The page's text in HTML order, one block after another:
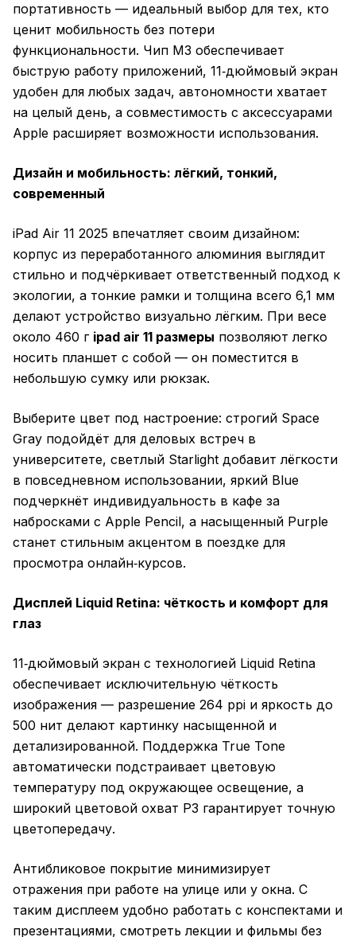
портативность — идеальный выбор для тех, кто
ценит мобильность без потери
функциональности. Чип M3 обеспечивает
быструю работу приложений, 11‑дюймовый экран
удобен для любых задач, автономности хватает
на целый день, а совместимость с аксессуарами
Apple расширяет возможности использования.
Дизайн и мобильность: лёгкий, тонкий,
современный
iPad Air 11 2025 впечатляет своим дизайном:
корпус из переработанного алюминия выглядит
стильно и подчёркивает ответственный подход к
экологии, а тонкие рамки и толщина всего 6,1 мм
делают устройство визуально лёгким. При весе
около 460 г ipad air 11 размеры позволяют легко
носить планшет с собой — он поместится в
небольшую сумку или рюкзак.
Выберите цвет под настроение: строгий Space
Gray подойдёт для деловых встреч в
университете, светлый Starlight добавит лёгкости
в повседневном использовании, яркий Blue
подчеркнёт индивидуальность в кафе за
набросками с Apple Pencil, а насыщенный Purple
станет стильным акцентом в поездке для
просмотра онлайн‑курсов.
Дисплей Liquid Retina: чёткость и комфорт для
глаз
11‑дюймовый экран с технологией Liquid Retina
обеспечивает исключительную чёткость
изображения — разрешение 264 ppi и яркость до
500 нит делают картинку насыщенной и
детализированной. Поддержка True Tone
автоматически подстраивает цветовую
температуру под окружающее освещение, а
широкий цветовой охват P3 гарантирует точную
цветопередачу.
Антибликовое покрытие минимизирует
отражения при работе на улице или у окна. С
таким дисплеем удобно работать с конспектами и
презентациями, смотреть лекции и фильмы без